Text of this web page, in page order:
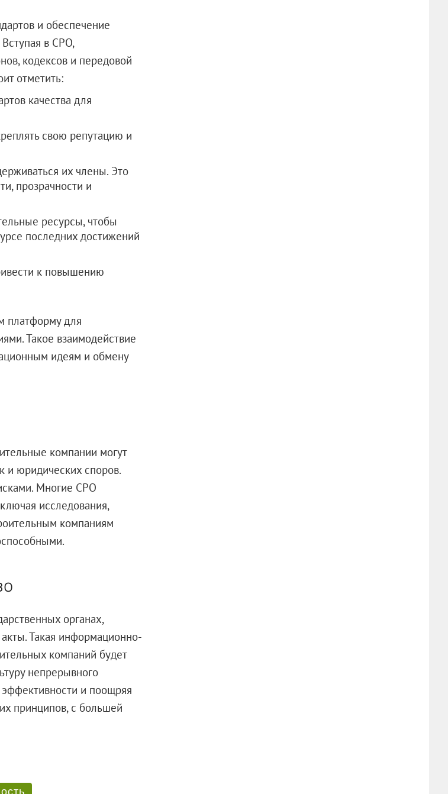
и обеспечение
в СРО,
кодексов и передовой
отметить:
качества для
свою репутацию и
их члены. Это
прозрачности и
ресурсы, чтобы
последних достижений
к повышению
платформу для
Такое взаимодействие
идеям и обмену
компании могут
и юридических споров.
Многие СРО
исследования,
компаниям
органах,
Такая информационно-
компаний будет
непрерывного
эффективности и поощряя
принципов, с большей